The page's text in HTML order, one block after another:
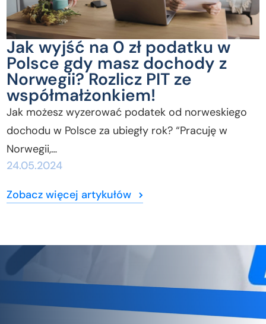
Jak wyjść na 0 zł podatku w
Polsce gdy masz dochody z
Norwegii? Rozlicz PIT ze
współmałżonkiem!
Jak możesz wyzerować podatek od norweskiego
dochodu w Polsce za ubiegły rok? “Pracuję w
Norwegii,…
24.05.2024
Zobacz więcej artykułów